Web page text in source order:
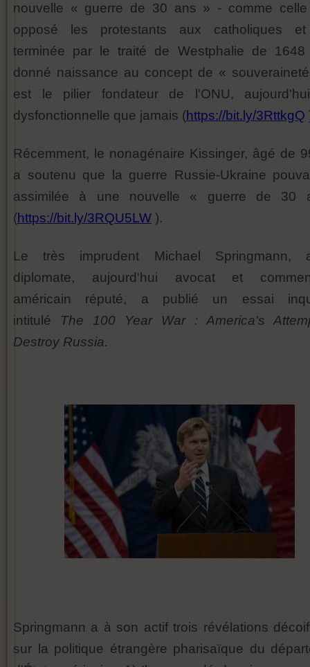
nouvelle « guerre de 30 ans » - comme
opposé les protestants aux catholiques
terminée par le traité de Westphalie de
donné naissance au concept de «
est le pilier fondateur de l'ONU,
dysfonctionnelle que jamais (https://bit.ly/3RttkgQ
Récemment, le nonagénaire Kissinger, âgé de
a soutenu que la guerre Russie-Ukraine
assimilée à une nouvelle « guerre de 30
(https://bit.ly/3RQU5LW ).
Le très imprudent Michael Springmann,
diplomate, aujourd'hui avocat et
américain réputé, a publié un essai
intitulé The 100 Year War : America's
Destroy Russia.
Springmann a à son actif trois révélations
sur la politique étrangère pharisaïque du